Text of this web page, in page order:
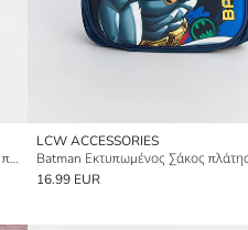
Real Madrid Με Άδεια για αγόρια Σάκος πλάτης
LCW ACCESSORIES
16.99 EUR